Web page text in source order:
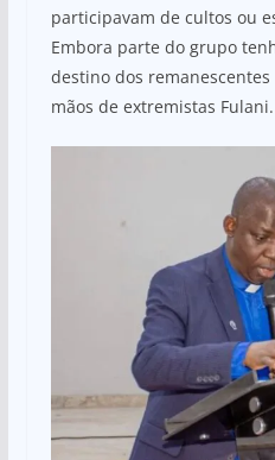
participavam de cultos ou
Embora parte do grupo
destino dos
mãos de extremistas Fulani.